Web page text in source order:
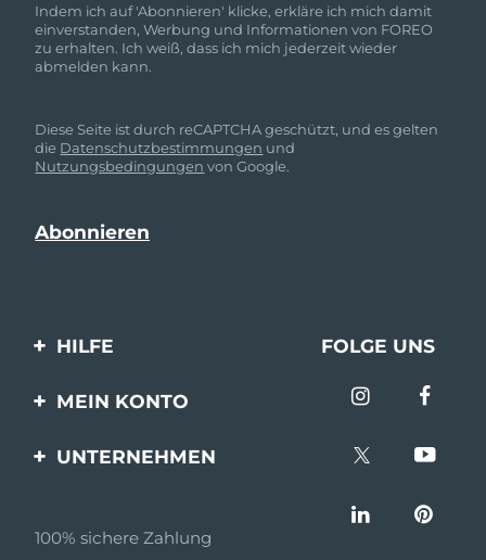
Indem ich auf 'Abonnieren' klicke, erkläre ich mich damit
einverstanden, Werbung und Informationen von FOREO
zu erhalten. Ich weiß, dass ich mich jederzeit wieder
abmelden kann.
Diese Seite ist durch reCAPTCHA geschützt, und es gelten
die Datenschutzbestimmungen und
Nutzungsbedingungen von Google.
HILFE
Kontaktiere uns
FOLGE UNS
MEIN KONTO
UNTERNEHMEN
Partnerprogramm
100% sichere Zahlung